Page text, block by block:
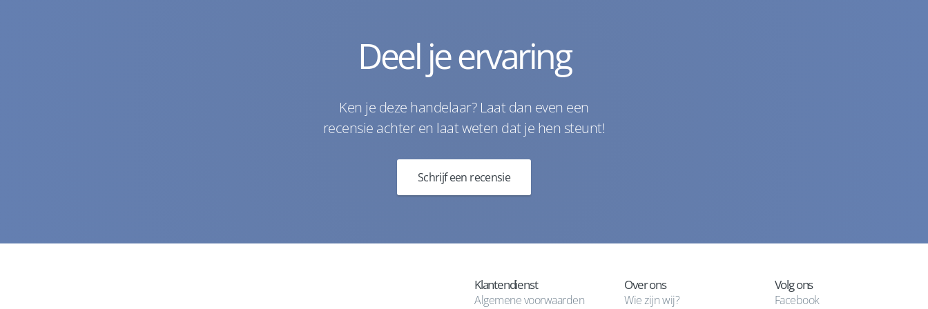
Deel je ervaring
Ken je deze handelaar? Laat dan even een
recensie achter en laat weten dat je hen steunt!
Schrijf een recensie
Klantendienst
Algemene voorwaarden
Over ons
Wie zijn wij?
Volg ons
Facebook